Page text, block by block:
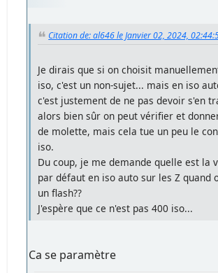
Citation de: al646 le Janvier 02, 2024,
Je dirais que si on choisit
iso, c'est un non-sujet... mais en iso
c'est justement de ne pas devoir s'en
alors bien sûr on peut vérifier et
de molette, mais cela tue un peu le
iso.
Du coup, je me demande quelle est la
par défaut en iso auto sur les Z quand
un flash??
J'espère que ce n'est pas 400 iso...
Ca se paramètre